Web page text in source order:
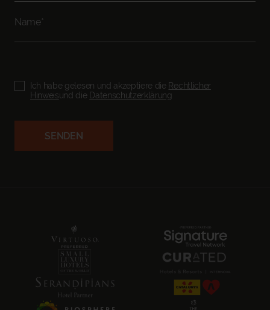
Ich habe gelesen und akzeptiere die Rechtlicher
Hinweisund die Datenschutzerklärung
SENDEN